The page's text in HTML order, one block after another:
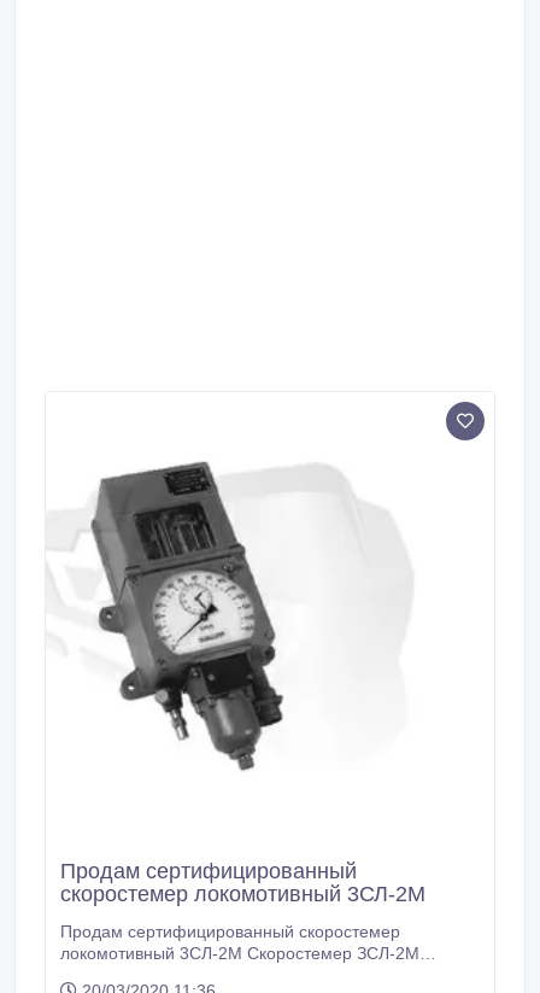
Продам сертифицированный
скоростемер локомотивный 3СЛ-2М
Продам сертифицированный скоростемер
локомотивный 3СЛ-2М Скоростемер ЗСЛ-2М